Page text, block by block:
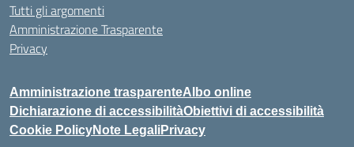
Tutti gli argomenti
Amministrazione Trasparente
Privacy
Amministrazione trasparenteAlbo online
Dichiarazione di accessibilitàObiettivi di accessibilità
Cookie PolicyNote LegaliPrivacy